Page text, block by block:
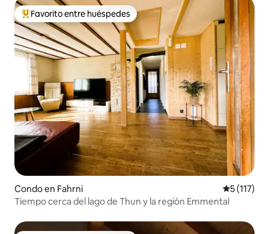
Favorito entre huéspedes preferido
Favorito entre huéspedes
Condo en Fahrni
5 (117)
Tiempo cerca del lago de Thun y la región Emmental